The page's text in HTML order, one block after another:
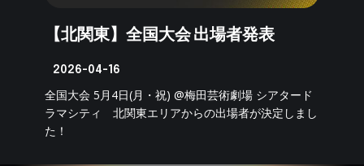
【北関東】全国大会 出場者発表
2026-04-16
全国大会 5月4日(月・祝) @梅田芸術劇場 シアタード
ラマシティ 北関東エリアからの出場者が決定しまし
た！